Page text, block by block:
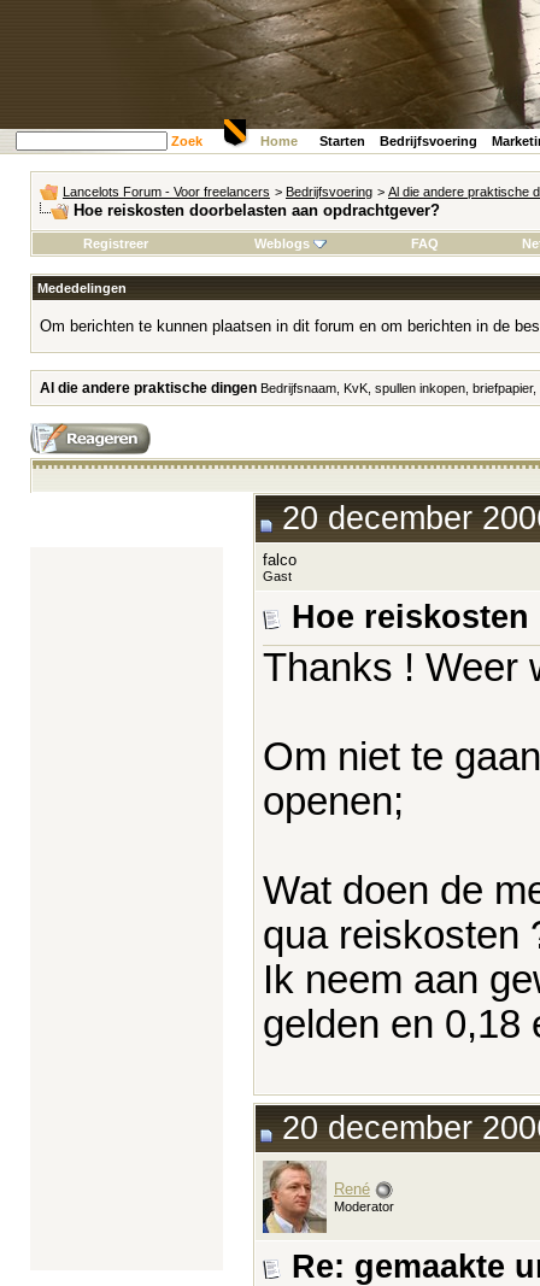
Zoek Home Starten Bedrijfsvoering
Lancelots Forum - Voor freelancers > Bedrijfsvoering > Al die andere praktische
Hoe reiskosten doorbelasten aan opdrachtgever?
Registreer Weblogs FAQ
Mededelingen
Om berichten te kunnen plaatsen in dit forum en om berichten in de
Al die andere praktische dingen Bedrijfsnaam, KvK, spullen inkopen,
20 december
falco
Gast
Hoe
Thanks ! Weer
Om niet te
openen;
Wat doen de
qua reiskosten
Ik neem aan
gelden en 0,18
20 december
René
Moderator
Re: gemaakte